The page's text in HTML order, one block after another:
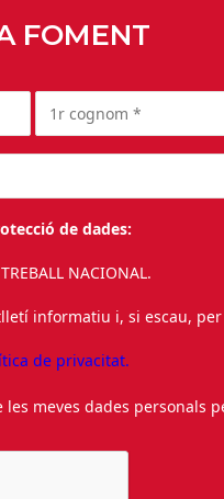
FOMENT
de dades:
NACIONAL.
informatiu i, si escau,
de privacitat.
les meves dades personals